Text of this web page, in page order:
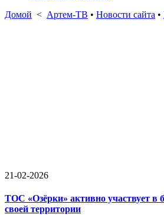
Домой < Артем-ТВ • Новости сайта •
21-02-2026
ТОС «Озёрки» активно участвует в
своей территории